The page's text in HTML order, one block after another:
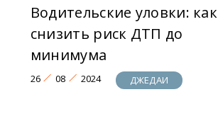
Водительские уловки: как
снизить риск ДТП до
минимума
26 08 2024 ДЖЕДАИ